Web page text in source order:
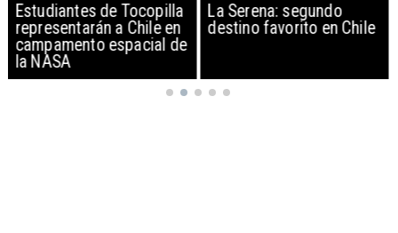
Estudiantes de Tocopilla
representarán a Chile en
campamento espacial de
la NASA
La Serena: segundo
destino favorito en Chile